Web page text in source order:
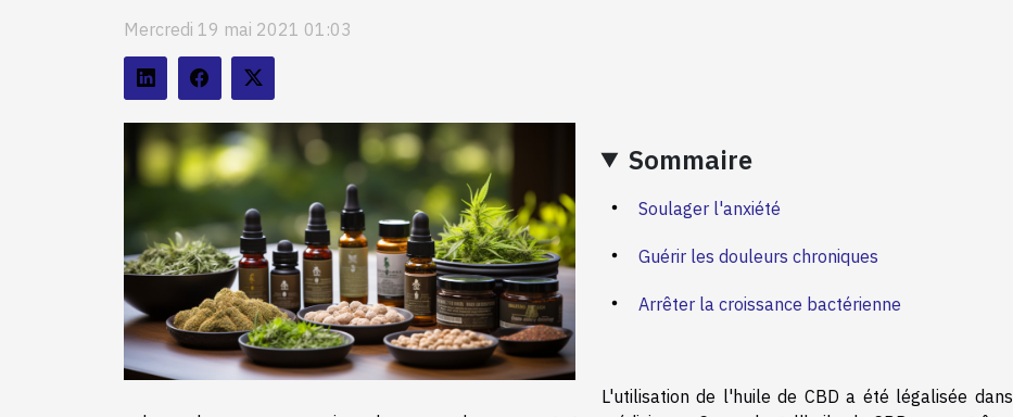
Mercredi 19 mai 2021 01:03
Sommaire
Soulager l'anxiété
Guérir les douleurs chroniques
Arrêter la croissance bactérienne
L'utilisation de l'huile de CBD a été légalisée dans